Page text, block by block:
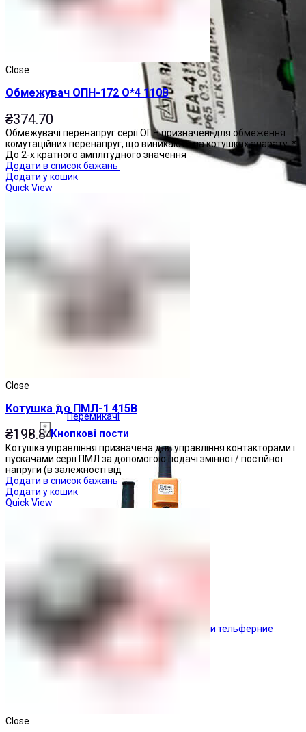
Перемикачі
Кнопкові пости
Пости тельферние
Close
Обмежувач ОПН-172 О*4 110В
₴374.70
Обмежувачі перенапруг серії ОПН призначені для обмеження
комутаційних перенапруг, що виникають на котушках апарату: *
До 2-х кратного амплітудного значення
Додати в список бажань
Додати у кошик
Quick View
Close
Котушка до ПМЛ-1 415В
₴198.84
Котушка управління призначена для управління контакторами і
пускачами серії ПМЛ за допомогою подачі змінної / постійної
напруги (в залежності від
Додати в список бажань
Додати у кошик
Quick View
Close